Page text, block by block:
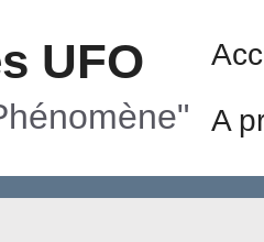
UFO
A